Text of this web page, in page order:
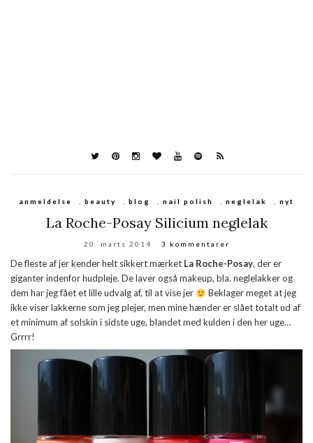
anmeldelse , beauty , blog , nail polish , neglelak , nyt
La Roche-Posay Silicium neglelak
20. marts 2014 3 kommentarer
De fleste af jer kender helt sikkert mærket La Roche-Posay, der er
giganter indenfor hudpleje. De laver også makeup, bla. neglelakker og
dem har jeg fået et lille udvalg af, til at vise jer
Beklager meget at jeg
ikke viser lakkerne som jeg plejer, men mine hænder er slået totalt ud af
et minimum af solskin i sidste uge, blandet med kulden i den her uge…
Grrrr!